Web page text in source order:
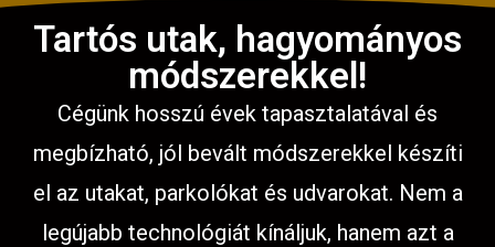
Tartós utak, hagyományos
módszerekkel!
Cégünk hosszú évek tapasztalatával és
megbízható, jól bevált módszerekkel készíti
el az utakat, parkolókat és udvarokat. Nem a
legújabb technológiát kínáljuk, hanem azt a